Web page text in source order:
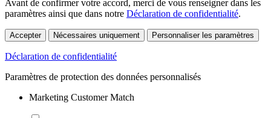
Avant de confirmer votre accord, merci de vous renseigner dans les
paramètres ainsi que dans notre Déclaration de confidentialité.
Accepter Nécessaires uniquement Personnaliser les paramètres
Déclaration de confidentialité
Paramètres de protection des données personnalisés
Marketing Customer Match